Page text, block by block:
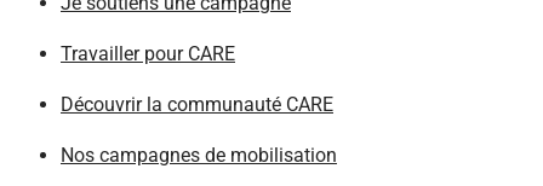
Travailler pour CARE
Découvrir la communauté CARE
Nos campagnes de mobilisation